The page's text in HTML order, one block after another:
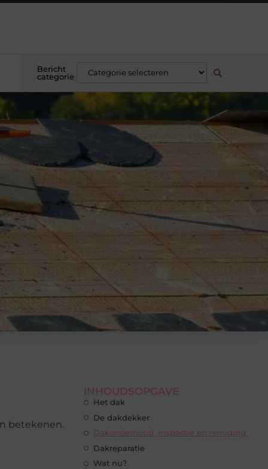
Bericht
categorie
betekenen.
INHOUDSOPGAVE
Het dak
De dakdekker
Dakonderhoud, inspectie en reiniging
Dakreparatie
Wat nu?